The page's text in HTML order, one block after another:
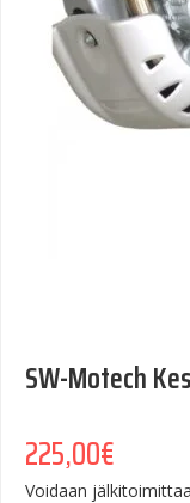
SW-Motech
225,00€
Voidaan jälkitoimittaa